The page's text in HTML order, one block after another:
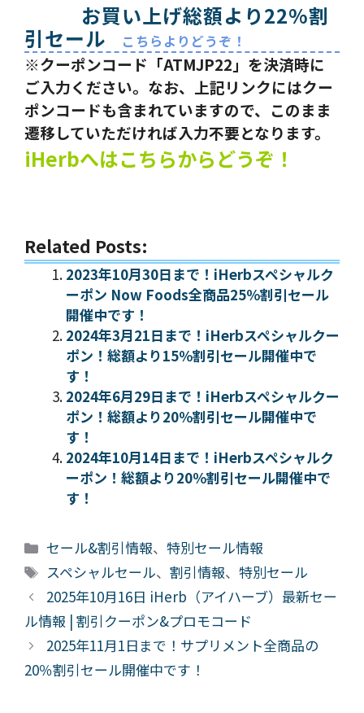
お買い上げ総額より22%割
引セール
こちらよりどうぞ！
※クーポンコード「ATMJP22」を決済時に
ご入力ください。なお、上記リンクにはクー
ポンコードも含まれていますので、このまま
遷移していただければ入力不要となります。
iHerbへはこちらからどうぞ！
Related Posts:
2023年10月30日まで！iHerbスペシャルク
ーポン Now Foods全商品25％割引セール
開催中です！
2024年3月21日まで！iHerbスペシャルクー
ポン！総額より15％割引セール開催中で
す！
2024年6月29日まで！iHerbスペシャルクー
ポン！総額より20％割引セール開催中で
す！
2024年10月14日まで！iHerbスペシャルク
ーポン！総額より20％割引セール開催中で
す！
カ
テ
ゴ
リ
ー
セール&割引情報、特別セール情報
タ
グ
スペシャルセール、割引情報、特別セール
2025年10月16日 iHerb（アイハーブ）最新セー
ル情報 | 割引クーポン&プロモコード
2025年11月1日まで！サプリメント全商品の
20％割引セール開催中です！